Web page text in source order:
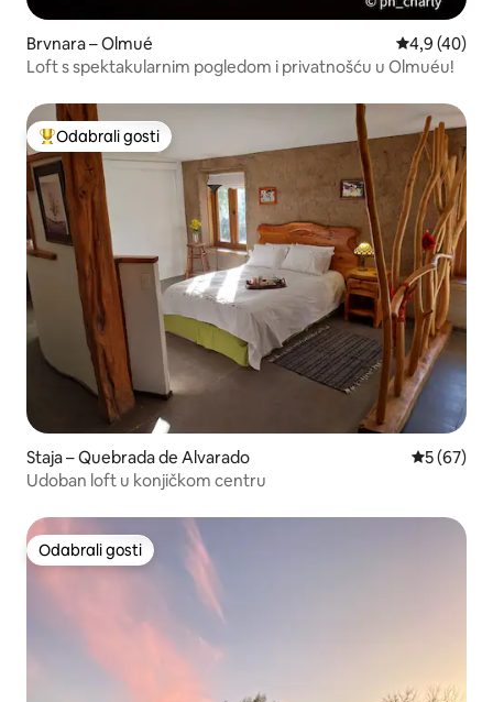
Brvnara – Olmué Prosječna
4,9 (40)
Loft s spektakularnim pogledom i privatnošću u Olmuéu!
Među najviše rangiranima s oznakom „Odabrali gosti”
Odabrali gosti
Staja – Quebrada de Alvarado Prosječna
5 (67)
Udoban loft u konjičkom centru
Odabrali gosti
Odabrali gosti